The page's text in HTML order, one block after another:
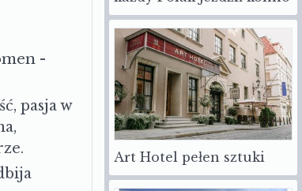
-
pasja w
Art Hotel pełen sztuki